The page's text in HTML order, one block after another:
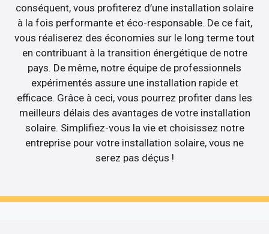
conséquent, vous profiterez d’une installation solaire
à la fois performante et éco-responsable. De ce fait,
vous réaliserez des économies sur le long terme tout
en contribuant à la transition énergétique de notre
pays. De même, notre équipe de professionnels
expérimentés assure une installation rapide et
efficace. Grâce à ceci, vous pourrez profiter dans les
meilleurs délais des avantages de votre installation
solaire. Simplifiez-vous la vie et choisissez notre
entreprise pour votre installation solaire, vous ne
serez pas déçus !